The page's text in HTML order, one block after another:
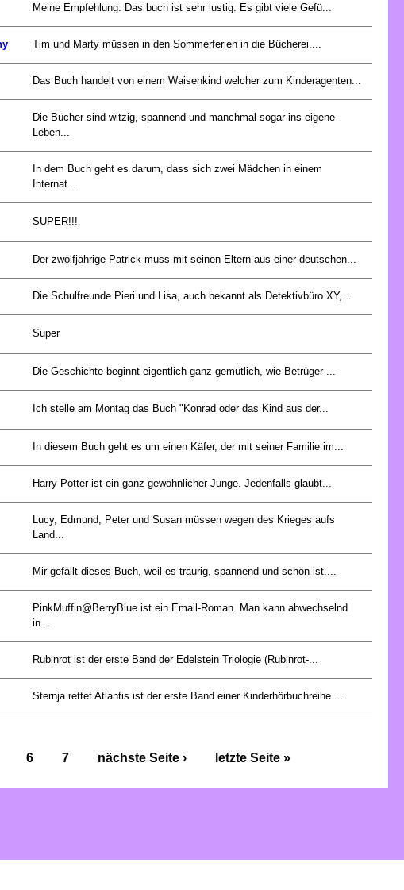
Meine Empfehlung: Das buch ist sehr lustig. Es gibt viele Gefü...
Tim und Marty müssen in den Sommerferien in die Bücherei....
Das Buch handelt von einem Waisenkind welcher zum Kinderagenten...
Die Bücher sind witzig, spannend und manchmal sogar ins eigene
Leben...
In dem Buch geht es darum, dass sich zwei Mädchen in einem
Internat...
SUPER!!!
Der zwölfjährige Patrick muss mit seinen Eltern aus einer deutschen...
Die Schulfreunde Pieri und Lisa, auch bekannt als Detektivbüro XY,...
Super
Die Geschichte beginnt eigentlich ganz gemütlich, wie Betrüger-...
Ich stelle am Montag das Buch "Konrad oder das Kind aus der...
In diesem Buch geht es um einen Käfer, der mit seiner Familie im...
Harry Potter ist ein ganz gewöhnlicher Junge. Jedenfalls glaubt...
Lucy, Edmund, Peter und Susan müssen wegen des Krieges aufs
Land...
Mir gefällt dieses Buch, weil es traurig, spannend und schön ist....
PinkMuffin@BerryBlue ist ein Email-Roman. Man kann abwechselnd
in...
Rubinrot ist der erste Band der Edelstein Triologie (Rubinrot-...
Sternja rettet Atlantis ist der erste Band einer Kinderhörbuchreihe....
6 7 nächste Seite › letzte Seite »